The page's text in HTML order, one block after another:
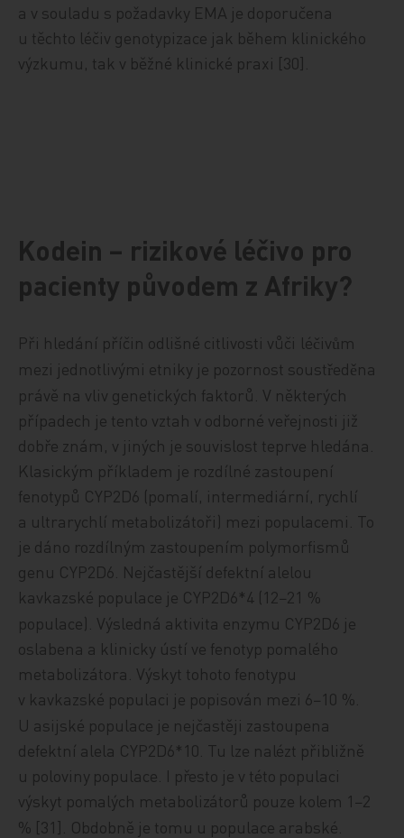
a v souladu s požadavky EMA je doporučena
u těchto léčiv genotypizace jak během klinického
výzkumu, tak v běžné klinické praxi [30].
Kodein – rizikové léčivo pro
pacienty původem z Afriky?
Při hledání příčin odlišné citlivosti vůči léč ivů m
mezi jednotlivými etniky je pozornost soustředěna
právě na vliv genetických faktorů. V některých
případech je tento vztah v odborné veřejnosti již
dobře znám, v jiných je souvislost teprve hledána.
Klasickým příkladem je rozdílné zastoupení
fenotypů CYP2D6 (pomalí, intermediární, rychlí
a ultrarychlí metabolizátoři) mezi populacemi. To
je dáno rozdílným zastoupením polymorfismů
genu CYP2D6. Nejčastější defektní alelou
kavkazské populace je CYP2D6*4 (12−21 %
populace). Výsledná aktivita enzymu CYP2D6 je
oslabena a klinicky ústí ve fenotyp pomalého
metabolizátora. Výskyt tohoto fenotypu
v kavkazské populaci je popisován mezi 6−10 %.
U asijské populace je nejčastěji zastoupena
defektní alela CYP2D6*10. Tu lze nalézt přibližně
u poloviny populace. I přesto je v této populaci
výskyt pomalých metabolizátorů pouze kolem 1−2
% [31]. Obdobně je tomu u populace arabské.